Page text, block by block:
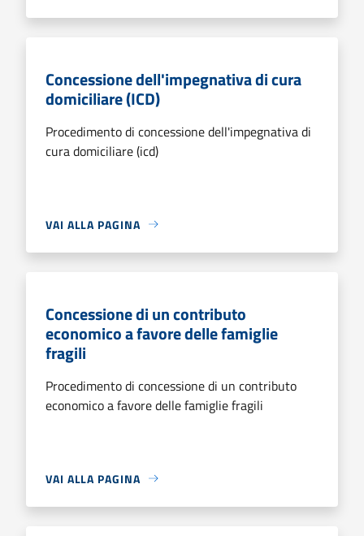
Concessione dell'impegnativa di cura
domiciliare (ICD)
Procedimento di concessione dell'impegnativa di
cura domiciliare (icd)
VAI ALLA PAGINA
Concessione di un contributo
economico a favore delle famiglie
fragili
Procedimento di concessione di un contributo
economico a favore delle famiglie fragili
VAI ALLA PAGINA